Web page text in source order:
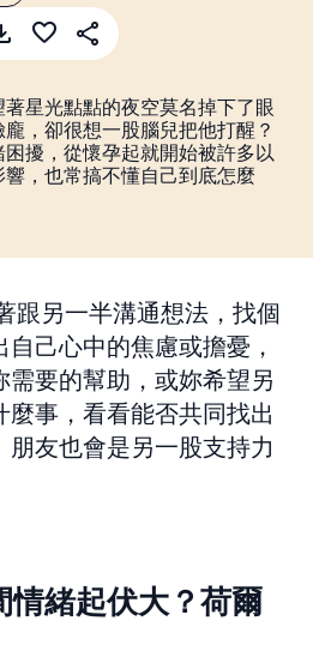
星光點點的夜空莫名掉下了眼
，卻很想一股腦兒把他打醒？
擾，從懷孕起就開始被許多以
，也常搞不懂自己到底怎麼
跟另一半溝通想法，找個
己心中的焦慮或擔憂，
要的幫助，或妳希望另
事，看看能否共同找出
友也會是另一股支持力
情緒起伏大？荷爾